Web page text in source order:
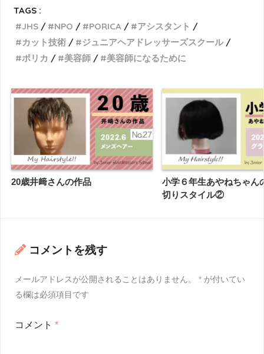
TAGS :
JHS
NPO PORICA
アシスタント
カット技術
ジュニアヘアドレッサーズスクール
ポリカ
美容師 美容師になるために
20歳井﨑さんの作品
小学６年生あやねちゃん
切りスタイル②
コメントを残す
メールアドレスが公開されることはありません。 * が付いてい
る欄は必須項目です
コメント *